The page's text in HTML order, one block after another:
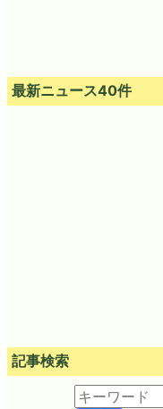
最新ニュース40件
記事検索